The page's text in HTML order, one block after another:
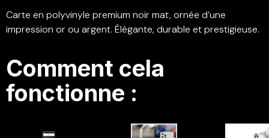
Carte en polyvinyle premium noir mat, ornée d’une
impression or ou argent. Élégante, durable et prestigieuse.
Comment cela
fonctionne :